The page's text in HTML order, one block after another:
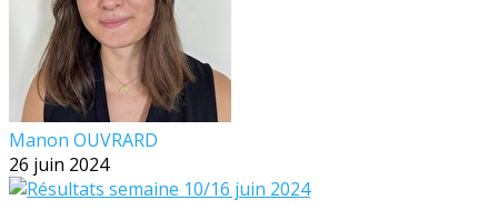
Manon OUVRARD
26 juin 2024